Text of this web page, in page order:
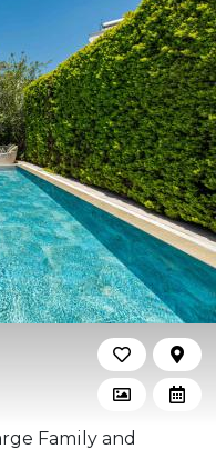
Family and